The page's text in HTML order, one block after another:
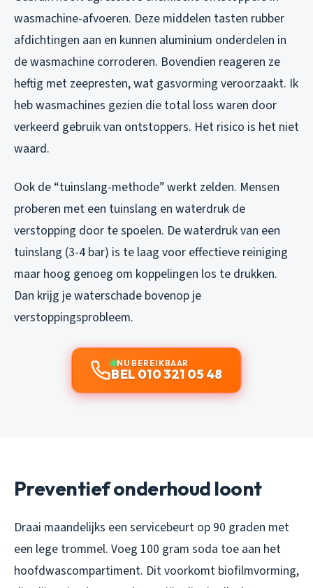
wasmachine-afvoeren. Deze middelen tasten rubber
afdichtingen aan en kunnen aluminium onderdelen in
de wasmachine corroderen. Bovendien reageren ze
heftig met zeepresten, wat gasvorming veroorzaakt. Ik
heb wasmachines gezien die total loss waren door
verkeerd gebruik van ontstoppers. Het risico is het niet
waard.
Ook de “tuinslang-methode” werkt zelden. Mensen
proberen met een tuinslang en waterdruk de
verstopping door te spoelen. De waterdruk van een
tuinslang (3-4 bar) is te laag voor effectieve reiniging
maar hoog genoeg om koppelingen los te drukken.
Dan krijg je waterschade bovenop je
verstoppingsprobleem.
NU BEREIKBAAR
BEL 010 321 05 48
Preventief onderhoud loont
Draai maandelijks een servicebeurt op 90 graden met
een lege trommel. Voeg 100 gram soda toe aan het
hoofdwascompartiment. Dit voorkomt biofilmvorming,